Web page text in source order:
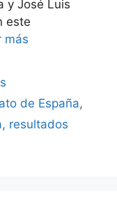
y José Luis
este
más
de España,
, resultados